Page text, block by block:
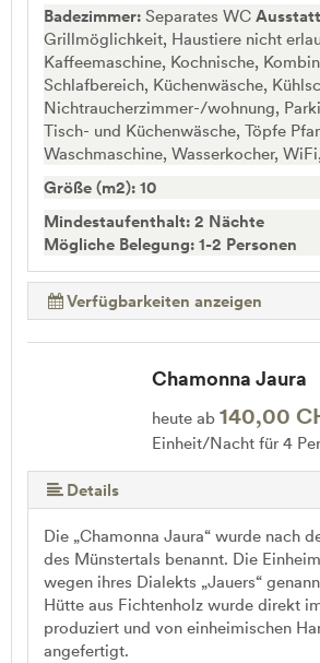
Badezimmer: Separates WC
Grillmöglichkeit, Haustiere nicht
Kaffeemaschine, Kochnische,
Schlafbereich, Küchenwäsche,
Nichtraucherzimmer-/wohnung,
Tisch- und Küchenwäsche, Töpfe
Waschmaschine, Wasserkocher,
Größe (m2): 10
Mindestaufenthalt: 2 Nächte
Mögliche Belegung: 1-2 Personen
Verfügbarkeiten anzeigen
Chamonna Jaura
heute ab 140,00
Einheit/Nacht für 4
Details
Die „Chamonna Jaura“ wurde nach
des Münstertals benannt. Die
wegen ihres Dialekts „Jauers“
Hütte aus Fichtenholz wurde direkt
produziert und von einheimischen
angefertigt.